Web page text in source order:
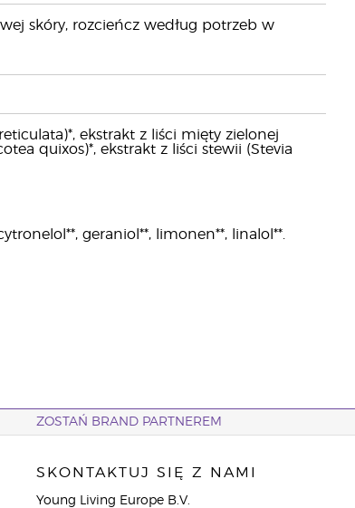
skóry, rozcieńcz według potrzeb w
ekstrakt z liści mięty zielonej
quixos)*, ekstrakt z liści stewii (Stevia
geraniol**, limonen**, linalol**.
ZOSTAŃ BRAND PARTNEREM
SKONTAKTUJ SIĘ Z NAMI
Young Living Europe B.V.